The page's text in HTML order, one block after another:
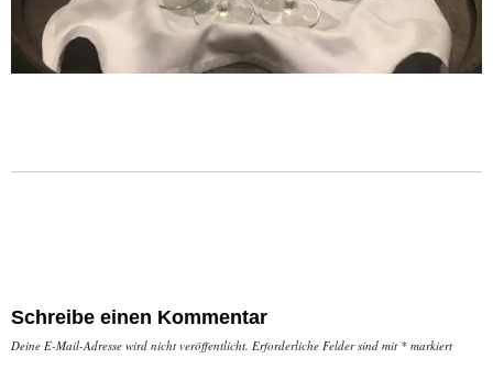
Schreibe einen Kommentar
Deine E-Mail-Adresse wird nicht veröffentlicht. Erforderliche Felder sind mit * markiert